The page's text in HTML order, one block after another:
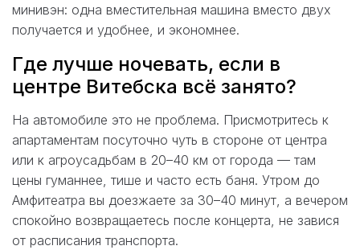
минивэн: одна вместительная машина вместо двух
получается и удобнее, и экономнее.
Где лучше ночевать, если в
центре Витебска всё занято?
На автомобиле это не проблема. Присмотритесь к
апартаментам посуточно чуть в стороне от центра
или к агроусадьбам в 20–40 км от города — там
цены гуманнее, тише и часто есть баня. Утром до
Амфитеатра вы доезжаете за 30–40 минут, а вечером
спокойно возвращаетесь после концерта, не завися
от расписания транспорта.